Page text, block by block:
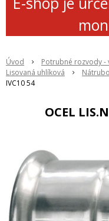
Úvod Potrubné rozvody -
Lisovaná uhlíková
IVC10 54
OCEL